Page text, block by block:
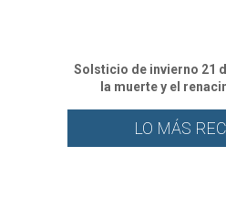
Solsticio de invierno 21
la muerte y el
LO MÁS